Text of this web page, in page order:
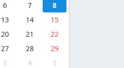
6 7
8
13 14
15
20 21
22
27 28
29
3 4
5